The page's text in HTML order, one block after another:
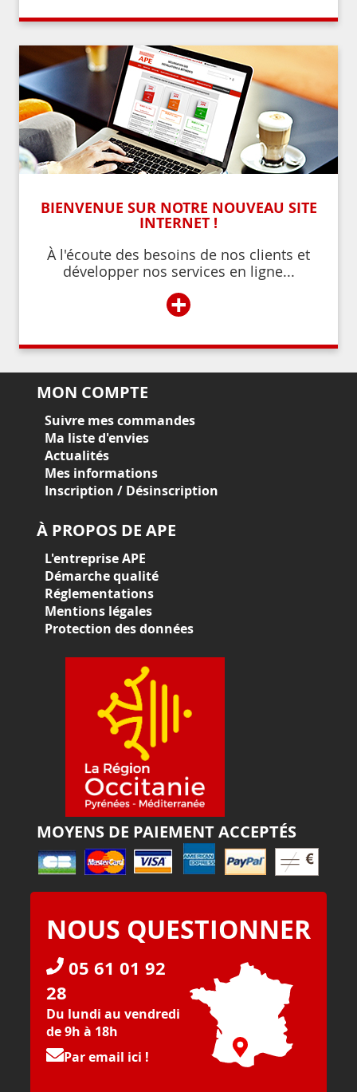
BIENVENUE SUR NOTRE NOUVEAU SITE
INTERNET !
À l'écoute des besoins de nos clients et
développer nos services en ligne...
+
MON COMPTE
Suivre mes commandes
Ma liste d'envies
Actualités
Mes informations
Inscription / Désinscription
À PROPOS DE APE
L'entreprise APE
Démarche qualité
Réglementations
Mentions légales
Protection des données
MOYENS DE PAIEMENT ACCEPTÉS
NOUS QUESTIONNER
05 61 01 92
28
Du lundi au vendredi
de 9h à 18h
Par email ici !